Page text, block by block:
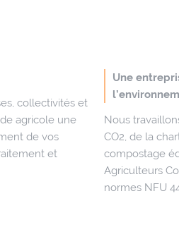
collectivités et
agricole une
de vos
et
Une
Nous
CO2, de la
compostage
Agriculteurs
normes NFU